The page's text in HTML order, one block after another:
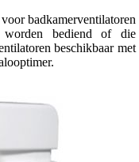
badkamerventilatoren
worden bediend of die
beschikbaar met